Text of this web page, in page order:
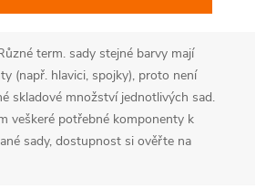
term. sady stejné barvy mají
(např. hlavici, spojky), proto není
skladové množství jednotlivých sad.
veškeré potřebné komponenty k
sady, dostupnost si ověřte na